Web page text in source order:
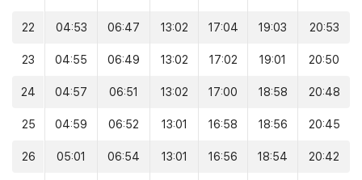
22 04:53 06:47 13:02 17:04 19:03 20:53
23 04:55 06:49 13:02 17:02 19:01 20:50
24 04:57 06:51 13:02 17:00 18:58 20:48
25 04:59 06:52 13:01 16:58 18:56 20:45
26 05:01 06:54 13:01 16:56 18:54 20:42